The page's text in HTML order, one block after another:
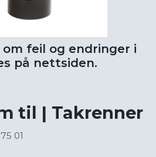
feil og endringer i
på nettsiden.
til | Takrenner
01